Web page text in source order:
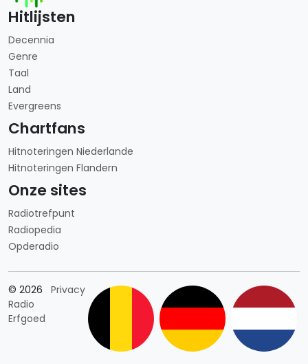
Hitlijsten
Decennia
Genre
Taal
Land
Evergreens
Chartfans
Hitnoteringen Niederlande
Hitnoteringen Flandern
Onze sites
Radiotrefpunt
Radiopedia
Opderadio
© 2026
Radio
Erfgoed
PrivacyLänderauswahl